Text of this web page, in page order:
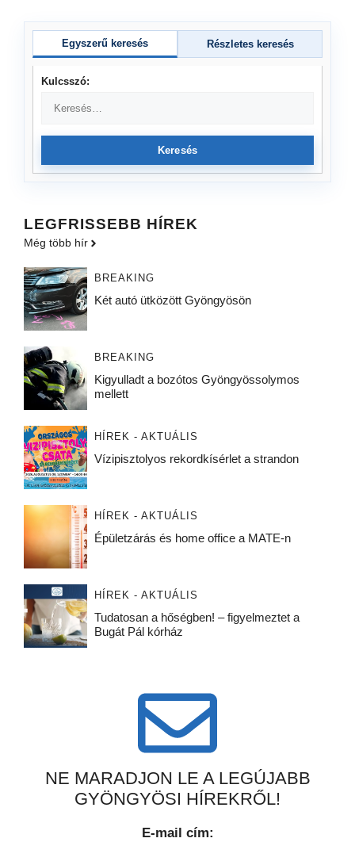
Egyszerű keresés Részletes keresés
Kulcsszó:
Keresés
LEGFRISSEBB HÍREK
Még több hír
BREAKING
Két autó ütközött Gyöngyösön
BREAKING
Kigyulladt a bozótos Gyöngyössolymos
mellett
HÍREK - AKTUÁLIS
Vízipisztolyos rekordkísérlet a strandon
HÍREK - AKTUÁLIS
Épületzárás és home office a MATE-n
HÍREK - AKTUÁLIS
Tudatosan a hőségben! – figyelmeztet a
Bugát Pál kórház
NE MARADJON LE A LEGÚJABB
GYÖNGYÖSI HÍREKRŐL!
E-mail cím: